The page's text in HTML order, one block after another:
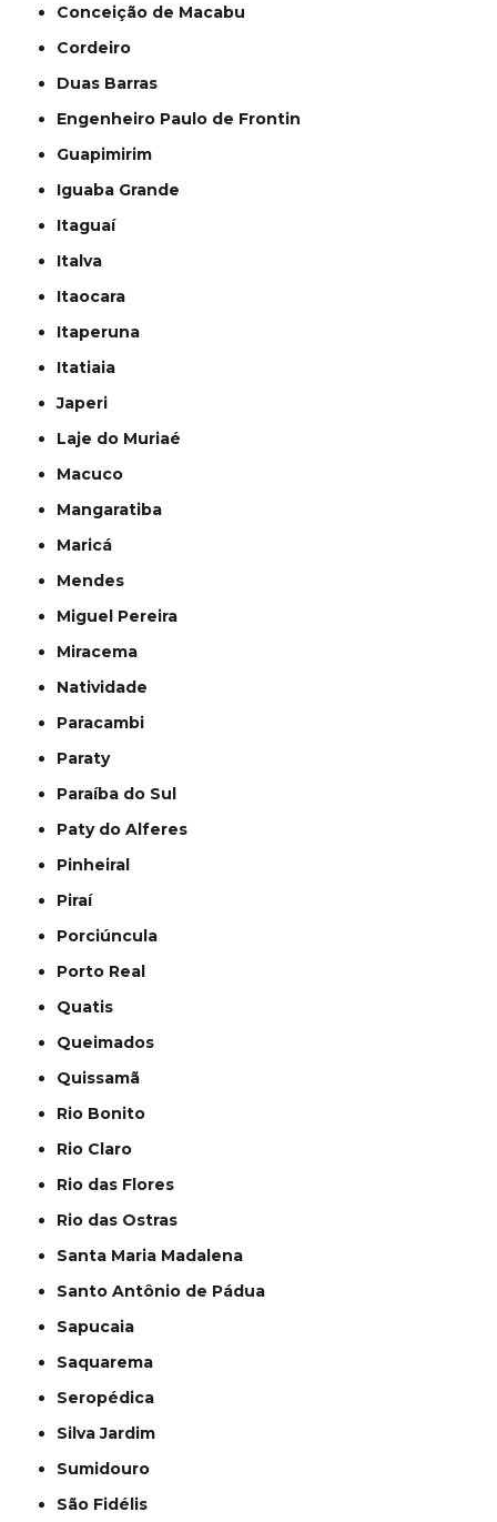
Conceição de Macabu
Cordeiro
Duas Barras
Engenheiro Paulo de Frontin
Guapimirim
Iguaba Grande
Itaguaí
Italva
Itaocara
Itaperuna
Itatiaia
Japeri
Laje do Muriaé
Macuco
Mangaratiba
Maricá
Mendes
Miguel Pereira
Miracema
Natividade
Paracambi
Paraty
Paraíba do Sul
Paty do Alferes
Pinheiral
Piraí
Porciúncula
Porto Real
Quatis
Queimados
Quissamã
Rio Bonito
Rio Claro
Rio das Flores
Rio das Ostras
Santa Maria Madalena
Santo Antônio de Pádua
Sapucaia
Saquarema
Seropédica
Silva Jardim
Sumidouro
São Fidélis